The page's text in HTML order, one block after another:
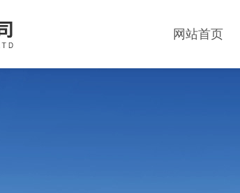
网站首页